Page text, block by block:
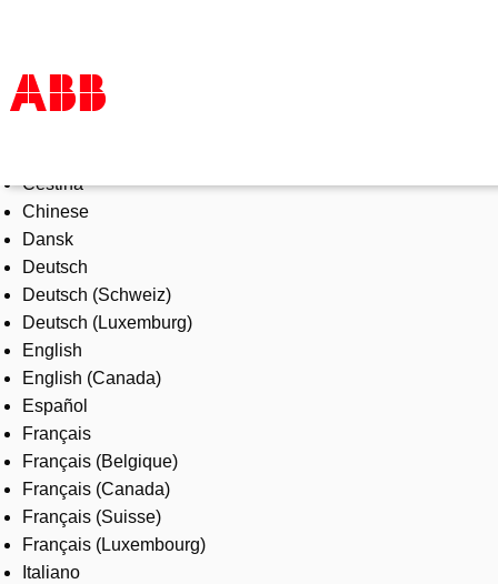
Products & Solutions
Industries
Services
About us
Where to buy
Contact us
Careers
Čeština
Chinese
Dansk
Deutsch
Deutsch (Schweiz)
Deutsch (Luxemburg)
English
English (Canada)
Español
Français
Français (Belgique)
Français (Canada)
Français (Suisse)
Français (Luxembourg)
Italiano